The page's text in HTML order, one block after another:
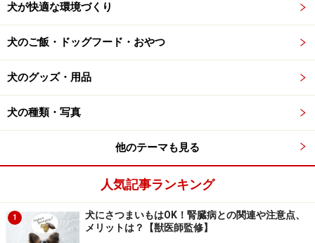
血を作ったり、食欲不振の緩和に役立つ栄養素のひとつ
えられる量がきわめて少ないため、積極的に摂取するこ
とを勧められています。
バナナを食べない方がいい犬は？薬や病気
との食べあわせは？
バナナを避けた方がいい犬は？
犬が快適な環境づくり
犬のご飯・ドッグフード・おやつ
犬のグッズ・用品
犬の種類・写真
他のテーマも見る
人気記事ランキング
1
犬にさつまいもはOK！腎臓病との関連や注意点、
メリットは？【獣医師監修】